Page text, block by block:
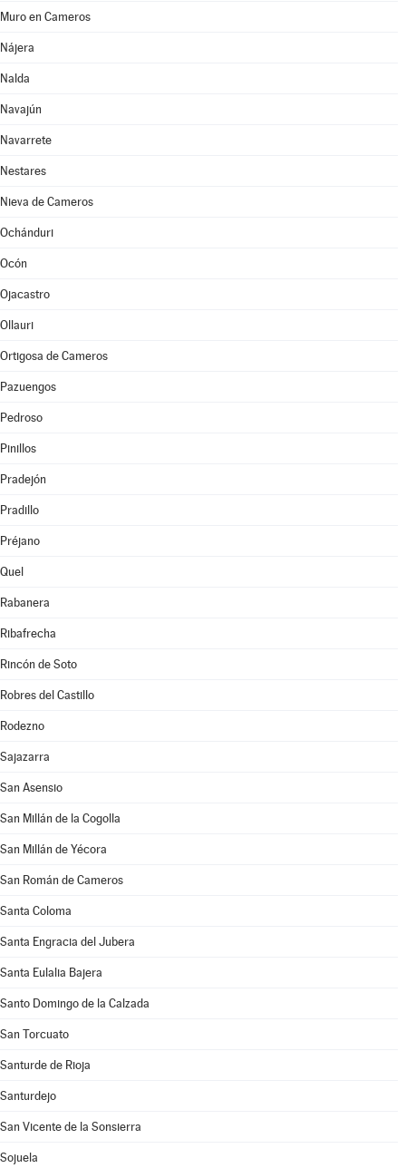
Muro en Cameros
Nájera
Nalda
Navajún
Navarrete
Nestares
Nieva de Cameros
Ochánduri
Ocón
Ojacastro
Ollauri
Ortigosa de Cameros
Pazuengos
Pedroso
Pinillos
Pradejón
Pradillo
Préjano
Quel
Rabanera
Ribafrecha
Rincón de Soto
Robres del Castillo
Rodezno
Sajazarra
San Asensio
San Millán de la Cogolla
San Millán de Yécora
San Román de Cameros
Santa Coloma
Santa Engracia del Jubera
Santa Eulalia Bajera
Santo Domingo de la Calzada
San Torcuato
Santurde de Rioja
Santurdejo
San Vicente de la Sonsierra
Sojuela